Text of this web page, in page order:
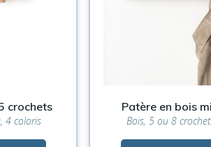
crochets
4 coloris
Patère en bois
Bois, 5 ou 8